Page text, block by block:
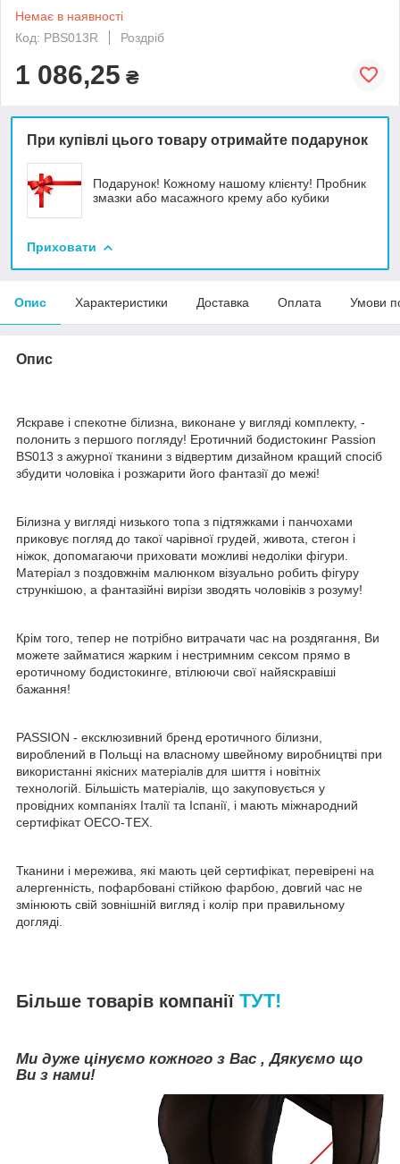
Немає в наявності
Код: PBS013R
Роздріб
1 086,25 ₴
При купівлі цього товару отримайте подарунок
Подарунок! Кожному нашому клієнту! Пробник
змазки або масажного крему або кубики
Приховати
Опис Характеристики Доставка Оплата Умови
Опис
Яскраве і спекотне білизна, виконане у вигляді комплекту, -
полонить з першого погляду! Еротичний бодистокинг Passion
BS013 з ажурної тканини з відвертим дизайном кращий спосіб
збудити чоловіка і розжарити його фантазії до межі!
Білизна у вигляді низького топа з підтяжками і панчохами
приковує погляд до такої чарівної грудей, живота, стегон і
ніжок, допомагаючи приховати можливі недоліки фігури.
Матеріал з поздовжнім малюнком візуально робить фігуру
стрункішою, а фантазійні вирізи зводять чоловіків з розуму!
Крім того, тепер не потрібно витрачати час на роздягання, Ви
можете займатися жарким і нестримним сексом прямо в
еротичному бодистокинге, втілюючи свої найяскравіші
бажання!
PASSION - ексклюзивний бренд еротичного білизни,
вироблений в Польщі на власному швейному виробництві при
використанні якісних матеріалів для шиття і новітніх
технологій. Більшість матеріалів, що закуповується у
провідних компаніях Італії та Іспанії, і мають міжнародний
сертифікат OECO-TEX.
Тканини і мережива, які мають цей сертифікат, перевірені на
алергенність, пофарбовані стійкою фарбою, довгий час не
змінюють свій зовнішній вигляд і колір при правильному
догляді.
Більше товарів компанії ТУТ!
Ми дуже цінуємо кожного з Вас , Дякуємо що
Ви з нами!